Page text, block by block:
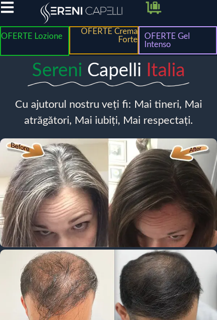
OFERTE Lozione
OFERTE Crema
Forte
OFERTE Gel
Intenso
Sereni Capelli Italia
Cu ajutorul nostru veți fi: Mai tineri, Mai
atrăgători, Mai iubiți, Mai respectați.